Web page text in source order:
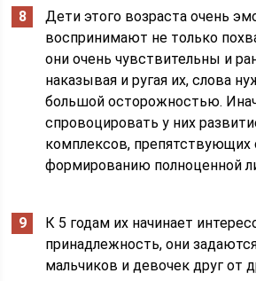
Дети этого возраста очень
воспринимают не только
они очень чувствительны и
наказывая и ругая их, слова
большой осторожностью.
спровоцировать у них
комплексов, препятствующих
формированию полноценной
К 5 годам их начинает
принадлежность, они
мальчиков и девочек друг от